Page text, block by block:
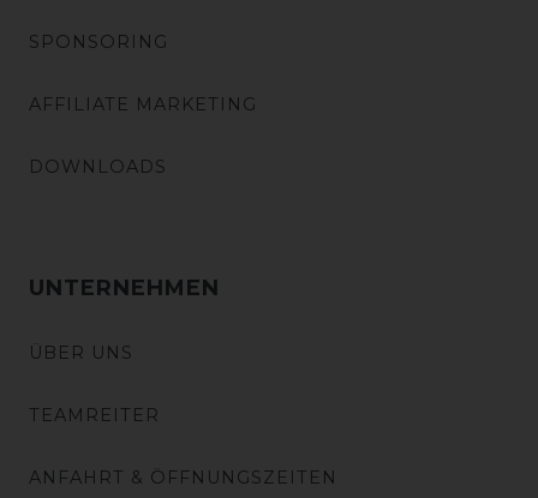
SPONSORING
AFFILIATE MARKETING
DOWNLOADS
UNTERNEHMEN
ÜBER UNS
TEAMREITER
ANFAHRT & ÖFFNUNGSZEITEN